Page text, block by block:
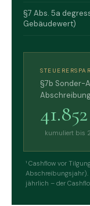
§7 Abs. 5a
Gebäudewert)
§7b Sonder-
kumuliert bis
¹ Cashflow vor
Abschreibungsjahr).
jährlich – der